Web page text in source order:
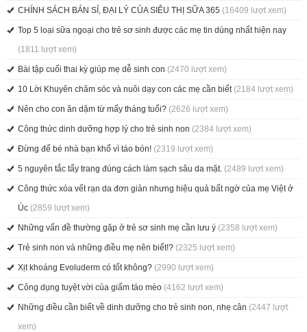
CHÍNH SÁCH BÁN SỈ, ĐẠI LÝ CỦA SIÊU THỊ SỮA 365 (16409 lượt xem)
Top 5 loại sữa ngoại cho trẻ sơ sinh được các mẹ tin dùng nhất hiện nay
(1811 lượt xem)
Bài tập cuối thai kỳ giúp mẹ dễ sinh con (2470 lượt xem)
10 Lời Khuyên chăm sóc và nuôi dạy con các mẹ cần biết (2184 lượt xem)
Nên cho con ăn dặm từ mấy tháng tuổi? (2626 lượt xem)
Công thức dinh dưỡng hợp lý cho trẻ sinh non (2384 lượt xem)
Đừng để bé nhà bạn khổ vì táo bón! (2319 lượt xem)
5 nguyên tắc tẩy trang đúng cách làm sạch sâu da mặt. (2489 lượt xem)
Công thức xóa vết rạn da đơn giản nhưng hiệu quả bất ngờ của mẹ Việt ở
Úc (2859 lượt xem)
Những vấn đề thường gặp ở trẻ sơ sinh mẹ cần lưu ý (2358 lượt xem)
Trẻ sinh non và những điều mẹ nên biết!? (2325 lượt xem)
Xịt khoáng Evoluderm có tốt không? (2990 lượt xem)
Công dụng tuyệt vời của giấm táo mèo (4162 lượt xem)
Những điều cần biết về dinh dưỡng cho trẻ sinh non, nhẹ cân (2447 lượt
xem)